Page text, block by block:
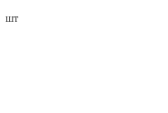
шт